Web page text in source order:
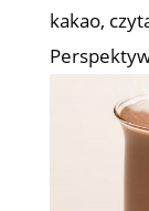
kakao,